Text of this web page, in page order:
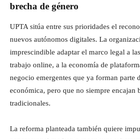
brecha de género
UPTA sitúa entre sus prioridades el
nuevos autónomos digitales. La
imprescindible adaptar el marco legal a
trabajo online, a la economía de
negocio emergentes que ya forman parte
económica, pero que no siempre encajan
tradicionales.
La reforma planteada también quiere